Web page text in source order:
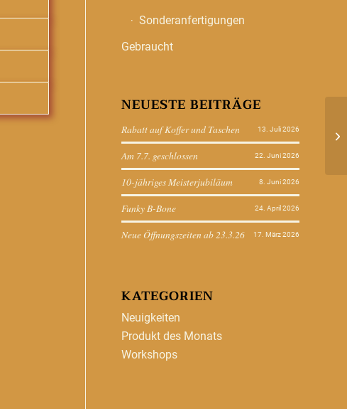
Sonderanfertigungen
Gebraucht
NEUESTE BEITRÄGE
Rabatt auf Koffer und Taschen 13. Juli 2026
Am 7.7. geschlossen 22. Juni 2026
10-jähriges Meisterjubiläum 8. Juni 2026
Funky B-Bone 24. April 2026
Neue Öffnungszeiten ab 23.3.26 17. März 2026
KATEGORIEN
Neuigkeiten
Produkt des Monats
Workshops